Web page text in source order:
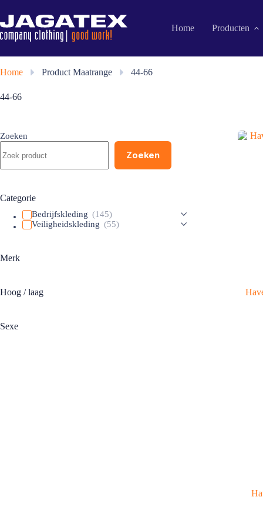
naar
de
inhoud
Home Producten
Home » Product Maatrange » 44-66
44-66
Zoeken
Zoeken
Categorie
Bedrijfskleding (145)
Veiligheidskleding (55)
Merk
Hoog / laag
Sexe